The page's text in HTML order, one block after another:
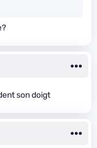
son doigt